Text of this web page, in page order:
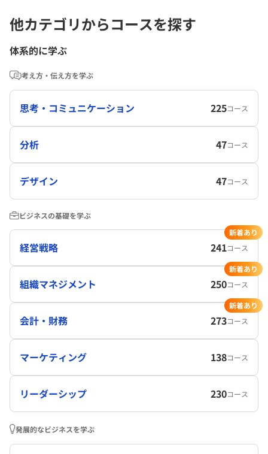
他カテゴリからコースを探す
体系的に学ぶ
考え方・伝え方を学ぶ
思考・コミュニケーション 225コース
分析 47コース
デザイン 47コース
ビジネスの基礎を学ぶ
経営戦略 241コース
新着あり
組織マネジメント 250コース
新着あり
会計・財務 273コース
新着あり
マーケティング 138コース
リーダーシップ 230コース
発展的なビジネスを学ぶ